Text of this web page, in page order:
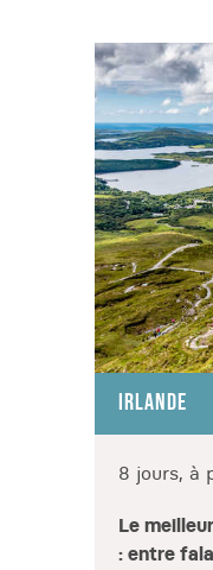
IRLANDE
8 jours, à
Le
: entre